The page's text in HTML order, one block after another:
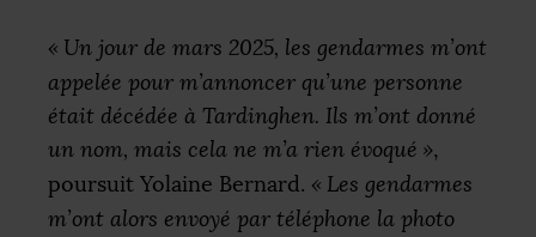
« Un jour de mars 2025, les gendarmes m’ont
appelée pour m’annoncer qu’une personne
était décédée à Tardinghen. Ils m’ont donné
un nom, mais cela ne m’a rien évoqué »,
poursuit Yolaine Bernard. « Les gendarmes
m’ont alors envoyé par téléphone la photo